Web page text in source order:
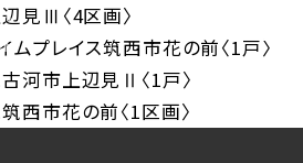
見Ⅲ〈4区画〉
ムプレイス筑西市花の前〈1戸〉
河市上辺見Ⅱ〈1戸〉
西市花の前〈1区画〉